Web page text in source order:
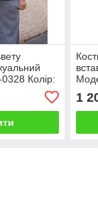
Колір:
сірий,
1